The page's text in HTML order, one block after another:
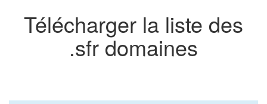
Télécharger la liste des
.sfr domaines